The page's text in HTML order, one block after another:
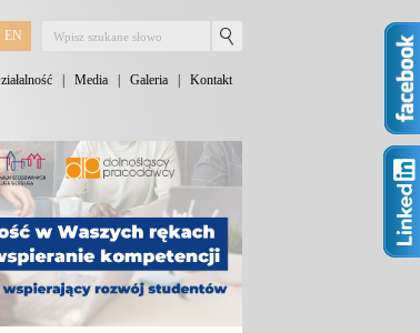
EN
Media Galeria Kontakt